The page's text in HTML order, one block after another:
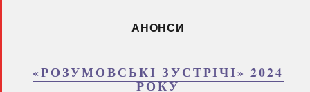
АНОНСИ
«РОЗУМОВСЬКІ ЗУСТРІЧІ» 2024
РОКУ